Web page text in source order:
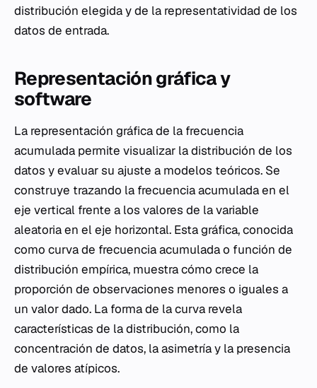
distribución elegida y de la representatividad de los
datos de entrada.
Representación gráfica y
software
La representación gráfica de la frecuencia
acumulada permite visualizar la distribución de los
datos y evaluar su ajuste a modelos teóricos. Se
construye trazando la frecuencia acumulada en el
eje vertical frente a los valores de la variable
aleatoria en el eje horizontal. Esta gráfica, conocida
como curva de frecuencia acumulada o función de
distribución empírica, muestra cómo crece la
proporción de observaciones menores o iguales a
un valor dado. La forma de la curva revela
características de la distribución, como la
concentración de datos, la asimetría y la presencia
de valores atípicos.